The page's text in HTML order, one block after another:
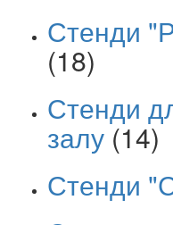
Стенди
(18)
Стенди
залу(14)
Стенди